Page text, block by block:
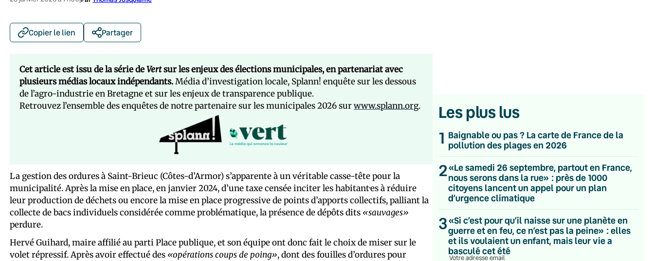
Copier le lien Partager
Cet article est issu de la série deVertsur les enjeux des élections municipales, en partenariat avec
plusieurs médias locaux indépendants.Média d’investigation locale, Splann! enquête sur les dessous
de l’agro-industrie en Bretagne et sur les enjeux de transparence publique.
Retrouvez l’ensemble des enquêtes de notre partenaire sur les municipales 2026 surwww.splann.org.
La gestion des ordures à Saint-Brieuc (Côtes-d’Armor) s’apparente à un véritable casse-tête pour la
municipalité. Après la mise en place, en janvier 2024, d’une taxe censée inciter les habitant·es à réduire
leur production de déchets ou encore la mise en place progressive de points d’apports collectifs, palliant la
collecte de bacs individuels considérée comme problématique, la présence de dépôts dits «sauvages»
perdure.
Hervé Guihard, maire affilié au parti Place publique, et son équipe ont donc fait le choix de miser sur le
volet répressif. Après avoir effectué des «opérations coups de poing», dont des fouilles d’ordures pour
Les plus lus
1 Baignable ou pas ? La carte de France de la
pollution des plages en 2026
2«Le samedi 26 septembre, partout en France,
nous serons dans la rue» : près de 1000
citoyens lancent un appel pour un plan
d’urgence climatique
3«Si c’est pour qu’il naisse sur une planète en
guerre et en feu, ce n’est pas la peine» : elles
et ils voulaient un enfant, mais leur vie a
basculé cet été
💌 Inscrivez-vous à nos newsletters
Quotidienne
Du lundi au vendredi
Hebdomadaire
Le samedi
Chaleurs Actuelles
Une fois par mois
C’était Mieux Après
Occasionnelle